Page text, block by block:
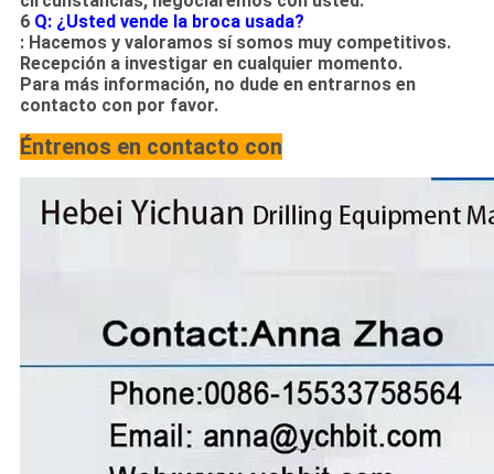
6 Q: ¿Usted vende la broca usada?
: Hacemos y valoramos sí somos muy competitivos.
Recepción a investigar en cualquier momento.
Para más información, no dude en entrarnos en
contacto con por favor.
Éntrenos en contacto con